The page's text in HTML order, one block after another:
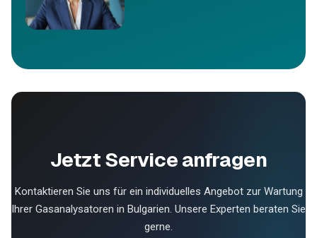
Jetzt Service anfragen
Kontaktieren Sie uns für ein individuelles Angebot zur Wartung
Ihrer Gasanalysatoren in Bulgarien. Unsere Experten beraten Sie
gerne.